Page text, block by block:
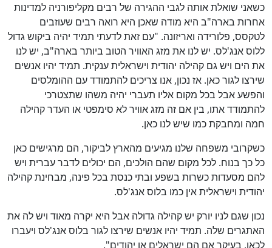
כשאני שואלת אותה לגבי ההגירה של רבים מקליפורניה למדינות
אחרות בארה"ב היא מודה שאכן היא רואה רבים שעוזבים
לטקסס, פלורידה ואריזונה. "עם זאת לדעתי תמיד יהיה ביקוש גדול
ללוס אנג'לס. יש לנו את מזג האוויר הטוב ביותר בארה"ב, יש לנו
את הים ויש גם קהילה יהודית וישראלית ענקית. תמיד יהיו אנשים
שירצו לגור כאן. אז נכון, אנו צריכים להתמודד עם ההומלסים
והפשע אבל בכל מקום אליו תעברי יהיה משהו שתצטרכי
להתמודד אתו, בין אם זה מזג אוויר לא סימפטי או העדר קהילה
חמה ומחבקת כמו שיש לנו כאן.
כשקרובי משפחה שלנו מגיעים מהארץ לביקור, הם מרגישים כאן
כל כך בנוח. לכל מקום שהם הולכים, הם יכולים לדבר עברית ויש
להם מסעדות כשרות בשפע ובתי כנסת בכל פינה, מבחינת קהילה
יהודית וישראלית אין כמו בלוס אנג'לס.
נכון שגם לניו יורק יש קהילה גדולה אבל היא יקרה מאוד ויש לה את
האתגרים שלה. תמיד יהיו אנשים שירצו לגור בלוס אנג'לס ויעברו
לכאן, בעיקר אם הם ישראלים או יהודים".